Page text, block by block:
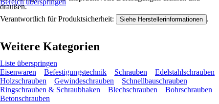
draußen.
Bereich überspringen
Verantwortlich für Produktsicherheit: Siehe Herstellerinformationen .
Weitere Kategorien
Liste überspringen
Eisenwaren
Befestigungstechnik Schrauben
Edelstahlschrauben
Holzschrauben
Gewindeschrauben
Schnellbauschrauben
Ringschrauben & Schraubhaken
Blechschrauben
Bohrschrauben
Betonschrauben